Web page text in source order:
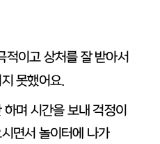
적이고 상처를 잘 받아서
못했어요.
며 시간을 보내 걱정이
면서 놀이터에 나가